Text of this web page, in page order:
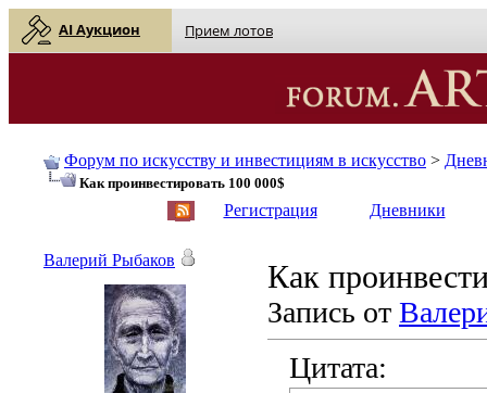
AI Аукцион Прием лотов
Форум по искусству и инвестициям в искусство >
Как проинвестировать 100 000$
Регистрация Дневники
Как
Запись от
Цитата:
Валерий Рыбаков